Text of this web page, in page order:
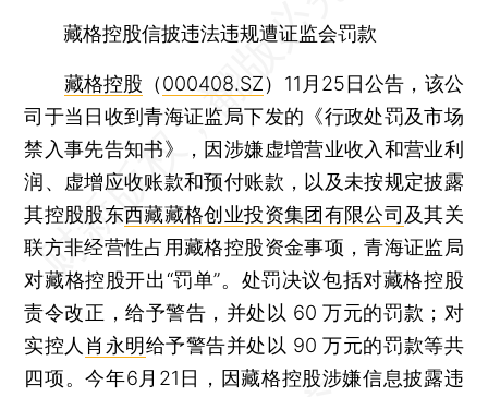
藏格控股信披违法违规遭证监会罚款
藏格控股 （000408.SZ）11月25日公告，该公
司于当日收到青海证监局下发的《行政处罚及市场
禁入事先告知书》，因涉嫌虚増营业收入和营业利
润、虚增应收账款和预付账款，以及未按规定披露
其控股股东西藏藏格创业投资集团有限公司 及其关
联方非经营性占用藏格控股资金事项，青海证监局
对藏格控股开出“罚单”。处罚决议包括对藏格控股
责令改正，给予警告，并处以 60 万元的罚款；对
实控人 肖永明给予警告并处以 90 万元的罚款等共
四项。今年6月21日，因藏格控股涉嫌信息披露违